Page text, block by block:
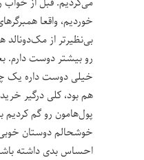
خوردیم، واقعا
بی‌نظیرتر از
رو بیشتر دوست دارم.
خیلی دوست داره یک
هم بود، کلی درگیر
پول‌هامون رو گم کردیم
خوشحالم دوستان
احساس بدی داشته